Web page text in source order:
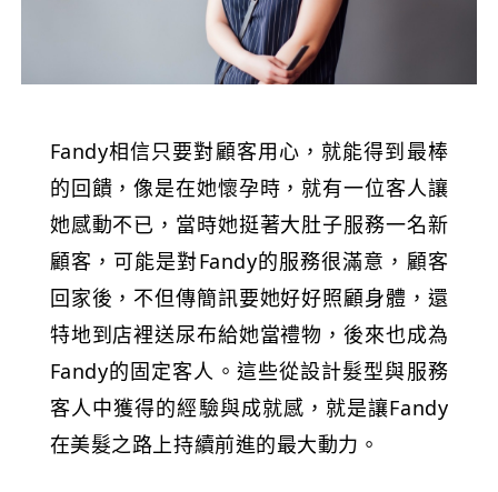
Fandy相信只要對顧客用心，就能得到最棒
的回饋，像是在她懷孕時，就有一位客人讓
她感動不已，當時她挺著大肚子服務一名新
顧客，可能是對Fandy的服務很滿意，顧客
回家後，不但傳簡訊要她好好照顧身體，還
特地到店裡送尿布給她當禮物，後來也成為
Fandy的固定客人。這些從設計髮型與服務
客人中獲得的經驗與成就感，就是讓Fandy
在美髮之路上持續前進的最大動力。